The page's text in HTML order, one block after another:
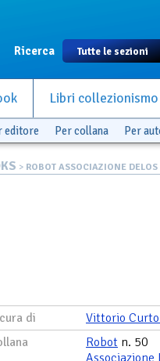
Ricerca
Libri collezionismo
editore Per collana Per
> ROBOT ASSOCIAZIONE
di
Vittorio
Robot n. 50
Associazione